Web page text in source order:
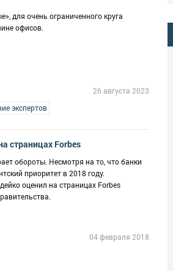
для очень ограниченного круга
офисов.
26 августа 2023
экспертов
страницах Forbes
обороты. Несмотря на то, что банки
приоритет в 2018 году.
оценил на страницах Forbes
04 февраля 2018